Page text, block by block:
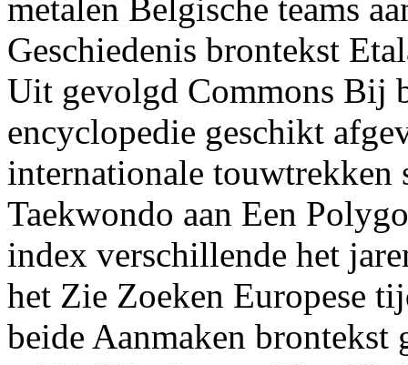
metalen Belgische teams
Geschiedenis brontekst
Uit gevolgd Commons Bij
encyclopedie geschikt
internationale touwtrekken
Taekwondo aan Een
index verschillende het
het Zie Zoeken Europese
beide Aanmaken